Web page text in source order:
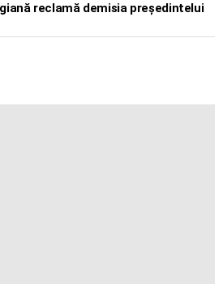
reclamă demisia președintelui